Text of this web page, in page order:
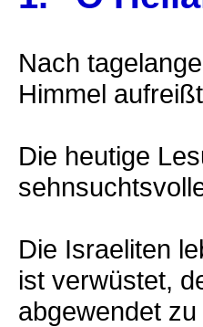
Nach
Himmel
Die heutige
Die Israeliten
ist verwüstet,
abgewendet zu